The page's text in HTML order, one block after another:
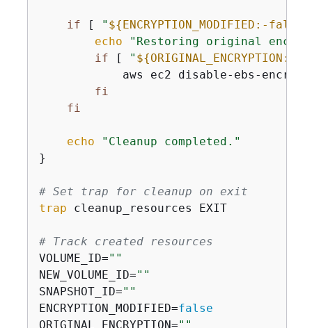
if [ " ${ENCRYPTION_MODIFIED:-false}
echo
"Restoring original
if [ " ${ORIGINAL_ENCRYPTION:-}
aws ec2 disable-ebs-
fi
fi
echo
"Cleanup completed."
}
# Set trap for cleanup on exit
trap cleanup_resources EXIT
# Track created resources
VOLUME_ID=""
NEW_VOLUME_ID=""
SNAPSHOT_ID=""
ENCRYPTION_MODIFIED=false
ORIGINAL_ENCRYPTION=""